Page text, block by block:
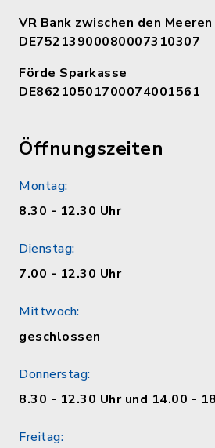
VR Bank zwischen den
DE75213900080007310307
Förde
DE86210501700074001561
Öffnungszeiten
Montag:
8.30 - 12.30 Uhr
Dienstag:
7.00 - 12.30 Uhr
Mittwoch:
geschlossen
Donnerstag:
8.30 - 12.30 Uhr und 14.00 -
Freitag: